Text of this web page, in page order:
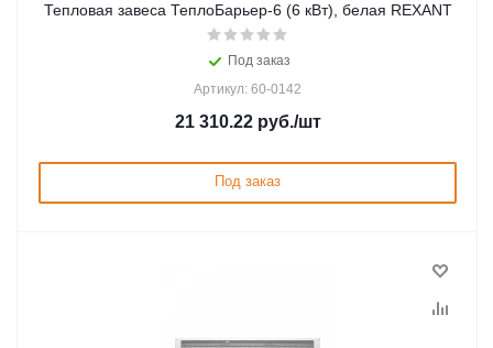
Тепловая завеса ТеплоБарьер-6 (6 кВт), белая REXANT
Под заказ
Артикул: 60-0142
21 310.22руб./шт
Под заказ